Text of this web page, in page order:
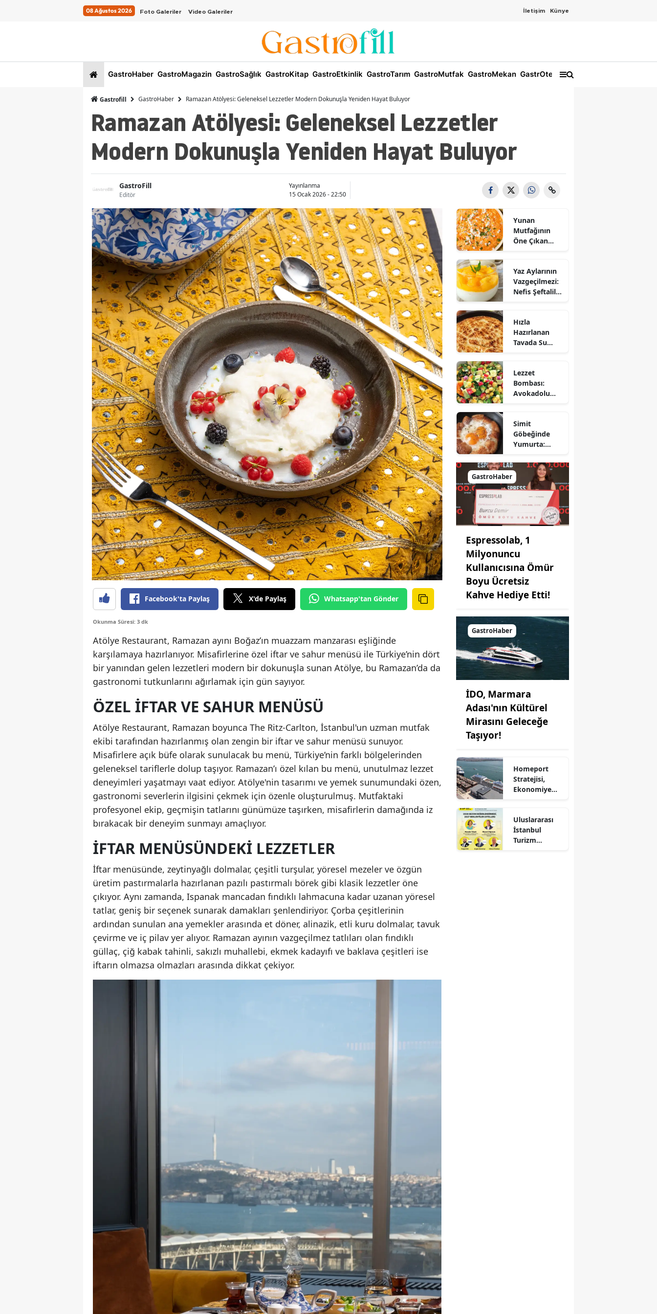
08 Ağustos 2026 Foto Galeriler Video Galeriler İletişim Künye
GastroHaber GastroMagazin GastroSağlık GastroKitap GastroEtkinlik GastroTarım GastroMutfak GastroMekan GastrOtel
Gastrofill GastroHaber Ramazan Atölyesi: Geleneksel Lezzetler Modern Dokunuşla Yeniden Hayat Buluyor
Ramazan Atölyesi: Geleneksel Lezzetler
Modern Dokunuşla Yeniden Hayat Buluyor
GastroFill
Editör
Yayınlanma
15 Ocak 2026 - 22:50
Facebook'ta Paylaş X'de Paylaş Whatsapp'tan Gönder
Okunma Süresi: 3 dk
Atölye Restaurant, Ramazan ayını Boğaz’ın muazzam manzarası eşliğinde
karşılamaya hazırlanıyor. Misafirlerine özel iftar ve sahur menüsü ile Türkiye’nin dört
bir yanından gelen lezzetleri modern bir dokunuşla sunan Atölye, bu Ramazan’da da
gastronomi tutkunlarını ağırlamak için gün sayıyor.
ÖZEL İFTAR VE SAHUR MENÜSÜ
Atölye Restaurant, Ramazan boyunca The Ritz-Carlton, İstanbul'un uzman mutfak
ekibi tarafından hazırlanmış olan zengin bir iftar ve sahur menüsü sunuyor.
Misafirlere açık büfe olarak sunulacak bu menü, Türkiye’nin farklı bölgelerinden
geleneksel tariflerle dolup taşıyor. Ramazan’ı özel kılan bu menü, unutulmaz lezzet
deneyimleri yaşatmayı vaat ediyor. Atölye'nin tasarımı ve yemek sunumundaki özen,
gastronomi severlerin ilgisini çekmek için özenle oluşturulmuş. Mutfaktaki
profesyonel ekip, geçmişin tatlarını günümüze taşırken, misafirlerin damağında iz
bırakacak bir deneyim sunmayı amaçlıyor.
İFTAR MENÜSÜNDEKI LEZZETLER
İftar menüsünde, zeytinyağlı dolmalar, çeşitli turşular, yöresel mezeler ve özgün
üretim pastırmalarla hazırlanan pazılı pastırmalı börek gibi klasik lezzetler öne
çıkıyor. Aynı zamanda, Ispanak mancadan fındıklı lahmacuna kadar uzanan yöresel
tatlar, geniş bir seçenek sunarak damakları şenlendiriyor. Çorba çeşitlerinin
ardından sunulan ana yemekler arasında et döner, alinazik, etli kuru dolmalar, tavuk
çevirme ve iç pilav yer alıyor. Ramazan ayının vazgeçilmez tatlıları olan fındıklı
güllaç, çiğ kabak tahinli, sakızlı muhallebi, ekmek kadayıfı ve baklava çeşitleri ise
iftarın olmazsa olmazları arasında dikkat çekiyor.
Yunan
Mutfağının
Öne Çıkan
Nasıl Yapılır?
Yaz Aylarının
Vazgeçilmezi:
Nefis Şeftalili
Hızla
Hazırlanan
Tavada Su
Sofralarınıza
Lezzet Katın!
Lezzet
Bombası:
Avokadolu
Simit
Göbeğinde
Yumurta:
Farklı Bir
Kahvaltı
Seçeneği
GastroHaber
Espressolab, 1
Milyonuncu
Kullanıcısına Ömür
Boyu Ücretsiz
Kahve Hediye Etti!
GastroHaber
İDO, Marmara
Adası'nın Kültürel
Mirasını Geleceğe
Taşıyor!
Homeport
Stratejisi,
Ekonomiye
Sağlıyor!
Uluslararası
İstanbul
Turizm